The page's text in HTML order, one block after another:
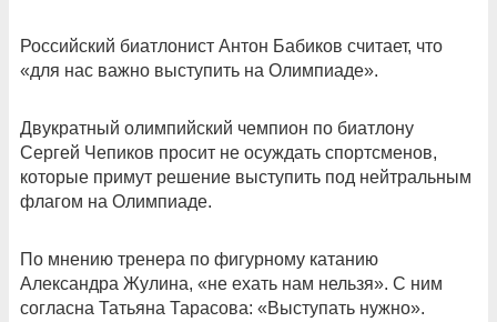
Российский биатлонист Антон Бабиков считает, что
«для нас важно выступить на Олимпиаде».
Двукратный олимпийский чемпион по биатлону
Сергей Чепиков просит не осуждать спортсменов,
которые примут решение выступить под нейтральным
флагом на Олимпиаде.
По мнению тренера по фигурному катанию
Александра Жулина, «не ехать нам нельзя». С ним
согласна Татьяна Тарасова: «Выступать нужно».